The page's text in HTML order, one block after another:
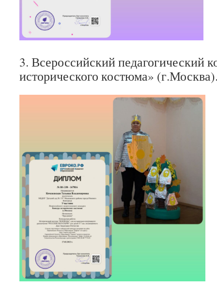
3. Всероссийский педагогический
исторического костюма»